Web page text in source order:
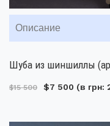
Описание
Шуба из шиншиллы
$15 500 $7 500 (в грн: